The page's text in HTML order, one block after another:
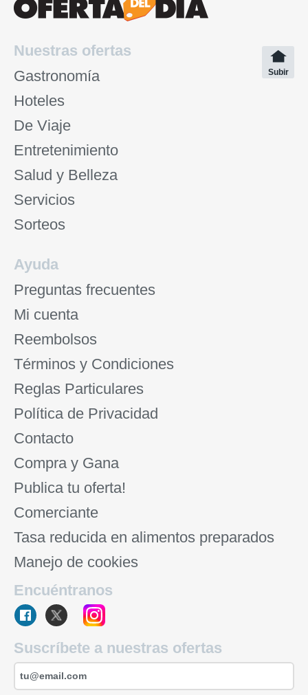
Nuestras ofertas
Gastronomía
Hoteles
De Viaje
Entretenimiento
Salud y Belleza
Servicios
Sorteos
Subir
Ayuda
Preguntas frecuentes
Mi cuenta
Reembolsos
Términos y Condiciones
Reglas Particulares
Política de Privacidad
Contacto
Compra y Gana
Publica tu oferta!
Comerciante
Tasa reducida en alimentos preparados
Manejo de cookies
Encuéntranos
Suscríbete a nuestras ofertas